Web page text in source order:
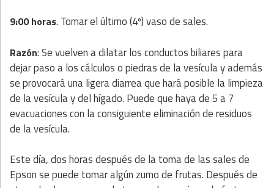
9:00 horas. Tomar el último (4º) vaso de sales.
Razón: Se vuelven a dilatar los conductos biliares para
dejar paso a los cálculos o piedras de la vesícula y además
se provocará una ligera diarrea que hará posible la limpieza
de la vesícula y del hígado. Puede que haya de 5 a 7
evacuaciones con la consiguiente eliminación de residuos
de la vesícula.
Este día, dos horas después de la toma de las sales de
Epson se puede tomar algún zumo de frutas. Después de